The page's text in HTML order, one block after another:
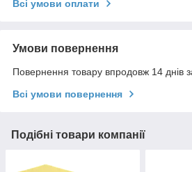
Всі умови оплати
Умови повернення
Повернення товару впродовж 14 днів
Всі умови повернення
Подібні товари компанії